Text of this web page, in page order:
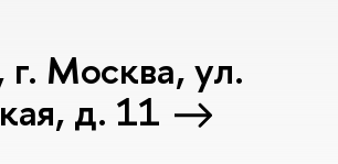
Москва, ул.
д. 11